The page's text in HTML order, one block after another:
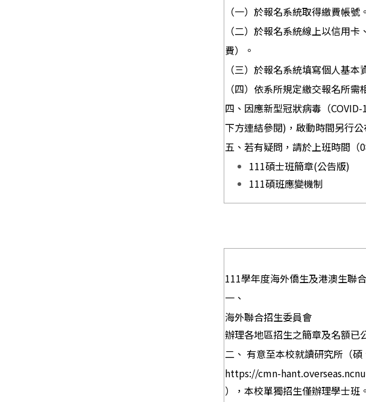
（一）於報名系統取得繳費帳號。
（二）於報名系統線上以信用
費）。
（三）於報名系統填寫個人基
（四）依系所規定繳交報名所需
四、因應新型冠狀病毒（
下方連結參閱)，啟動時間另行
五、若有疑問，請於上班時間（
111碩士班簡章(公告版)
111碩班應變機制
111學年度海外僑生及港澳生聯
一、
海外聯合招生委員會
辦理各地區招生之簡章及名額已
二、 有意至本校就讀研究所（
https://cmn-
），本校單獨招生僅辦理學士班。